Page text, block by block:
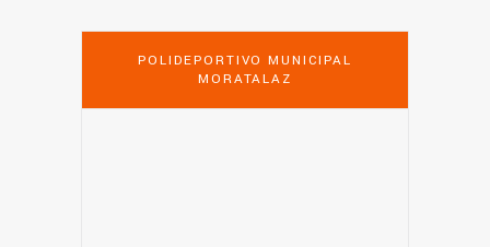
POLIDEPORTIVO MUNICIPAL
MORATALAZ